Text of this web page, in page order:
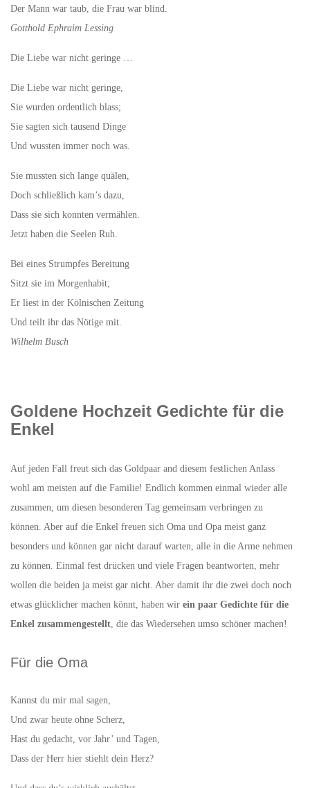
Der Mann war taub, die Frau war blind.
Gotthold Ephraim Lessing
Die Liebe war nicht geringe …
Die Liebe war nicht geringe,
Sie wurden ordentlich blass;
Sie sagten sich tausend Dinge
Und wussten immer noch was.
Sie mussten sich lange quälen,
Doch schließlich kam’s dazu,
Dass sie sich konnten vermählen.
Jetzt haben die Seelen Ruh.
Bei eines Strumpfes Bereitung
Sitzt sie im Morgenhabit;
Er liest in der Kölnischen Zeitung
Und teilt ihr das Nötige mit.
Wilhelm Busch
Goldene Hochzeit Gedichte für die
Enkel
Auf jeden Fall freut sich das Goldpaar and diesem festlichen Anlass
wohl am meisten auf die Familie! Endlich kommen einmal wieder alle
zusammen, um diesen besonderen Tag gemeinsam verbringen zu
können. Aber auf die Enkel freuen sich Oma und Opa meist ganz
besonders und können gar nicht darauf warten, alle in die Arme nehmen
zu können. Einmal fest drücken und viele Fragen beantworten, mehr
wollen die beiden ja meist gar nicht. Aber damit ihr die zwei doch noch
etwas glücklicher machen könnt, haben wir ein paar Gedichte für die
Enkel zusammengestellt, die das Wiedersehen umso schöner machen!
Für die Oma
Kannst du mir mal sagen,
Und zwar heute ohne Scherz,
Hast du gedacht, vor Jahr’ und Tagen,
Dass der Herr hier stiehlt dein Herz?